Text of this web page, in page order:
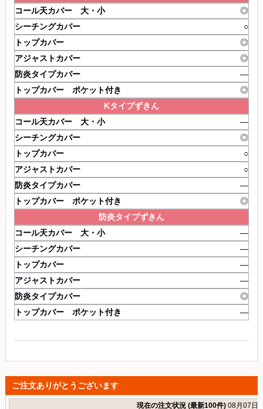
◎
○
◎
◎
―
◎
Kタイプずきん
―
◎
○
○
―
◎
防炎タイプずきん
―
―
―
―
◎
―
ご注文ありがとうございます